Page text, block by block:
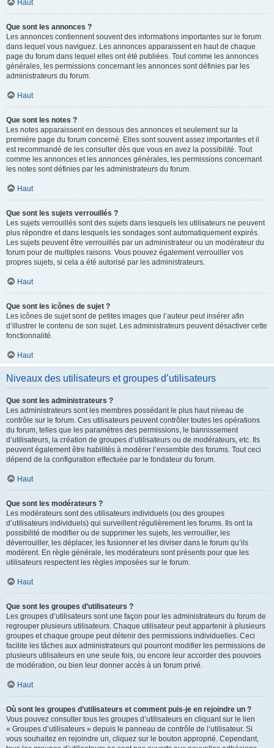
Haut
Que sont les annonces ?
Les annonces contiennent souvent des informations importantes sur le forum
dans lequel vous naviguez. Les annonces apparaissent en haut de chaque
page du forum dans lequel elles ont été publiées. Tout comme les annonces
générales, les permissions concernant les annonces sont définies par les
administrateurs du forum.
Haut
Que sont les notes ?
Les notes apparaissent en dessous des annonces et seulement sur la
première page du forum concerné. Elles sont souvent assez importantes et il
est recommandé de les consulter dès que vous en avez la possibilité. Tout
comme les annonces et les annonces générales, les permissions concernant
les notes sont définies par les administrateurs du forum.
Haut
Que sont les sujets verrouillés ?
Les sujets verrouillés sont des sujets dans lesquels les utilisateurs ne peuvent
plus répondre et dans lesquels les sondages sont automatiquement expirés.
Les sujets peuvent être verrouillés par un administrateur ou un modérateur du
forum pour de multiples raisons. Vous pouvez également verrouiller vos
propres sujets, si cela a été autorisé par les administrateurs.
Haut
Que sont les icônes de sujet ?
Les icônes de sujet sont de petites images que l’auteur peut insérer afin
d’illustrer le contenu de son sujet. Les administrateurs peuvent désactiver cette
fonctionnalité.
Haut
Niveaux des utilisateurs et groupes d’utilisateurs
Que sont les administrateurs ?
Les administrateurs sont les membres possédant le plus haut niveau de
contrôle sur le forum. Ces utilisateurs peuvent contrôler toutes les opérations
du forum, telles que les paramètres des permissions, le bannissement
d’utilisateurs, la création de groupes d’utilisateurs ou de modérateurs, etc. Ils
peuvent également être habilités à modérer l’ensemble des forums. Tout ceci
dépend de la configuration effectuée par le fondateur du forum.
Haut
Que sont les modérateurs ?
Les modérateurs sont des utilisateurs individuels (ou des groupes
d’utilisateurs individuels) qui surveillent régulièrement les forums. Ils ont la
possibilité de modifier ou de supprimer les sujets, les verrouiller, les
déverrouiller, les déplacer, les fusionner et les diviser dans le forum qu’ils
modèrent. En règle générale, les modérateurs sont présents pour que les
utilisateurs respectent les règles imposées sur le forum.
Haut
Que sont les groupes d’utilisateurs ?
Les groupes d’utilisateurs sont une façon pour les administrateurs du forum de
regrouper plusieurs utilisateurs. Chaque utilisateur peut appartenir à plusieurs
groupes et chaque groupe peut détenir des permissions individuelles. Ceci
facilite les tâches aux administrateurs qui pourront modifier les permissions de
plusieurs utilisateurs en une seule fois, ou encore leur accorder des pouvoirs
de modération, ou bien leur donner accès à un forum privé.
Haut
Où sont les groupes d’utilisateurs et comment puis-je en rejoindre un ?
Vous pouvez consulter tous les groupes d’utilisateurs en cliquant sur le lien
« Groupes d’utilisateurs » depuis le panneau de contrôle de l’utilisateur. Si
vous souhaitez en rejoindre un, cliquez sur le bouton approprié. Cependant,